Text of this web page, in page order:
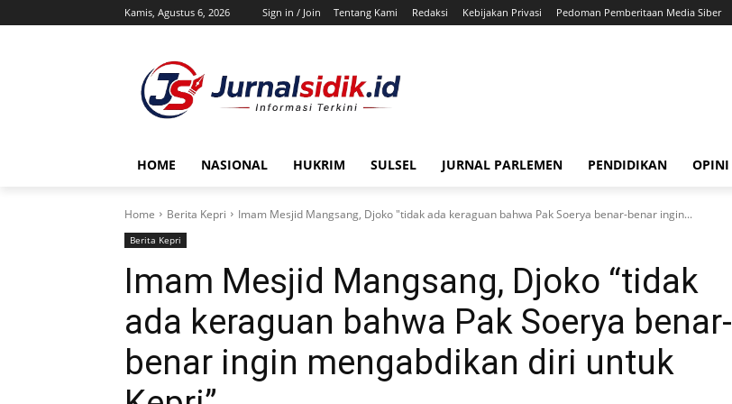
Kamis, Agustus 6, 2026 Sign in / Join Tentang Kami Redaksi Kebijakan Privasi Pedoman Pemberitaan Media Siber
HOME NASIONAL HUKRIM SULSEL JURNAL PARLEMEN PENDIDIKAN OPINI
Home Berita Kepri Imam Mesjid Mangsang, Djoko "tidak ada keraguan bahwa Pak Soerya benar-benar ingin...
Berita Kepri
Imam Mesjid Mangsang, Djoko “tidak
ada keraguan bahwa Pak Soerya benar-
benar ingin mengabdikan diri untuk